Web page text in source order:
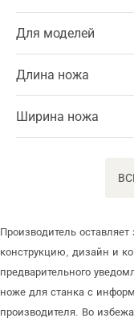
Для моделей
Длина ножа
Ширина ножа
Производитель
конструкцию, дизайн и
предварительного
ноже для станка с
производителя. Во